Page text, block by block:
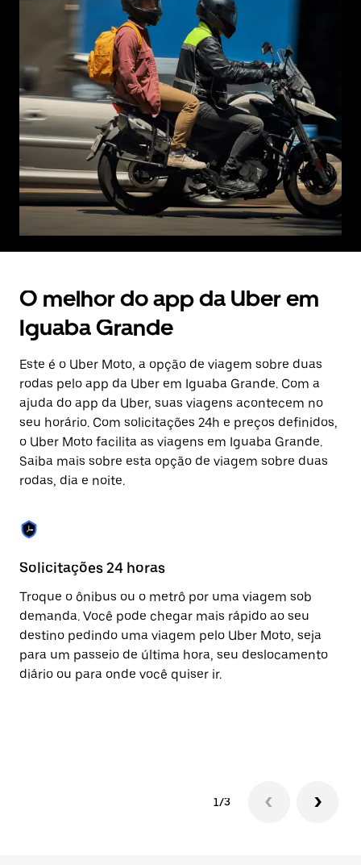
O melhor do app da Uber em
Iguaba Grande
Este é o Uber Moto, a opção de viagem sobre duas
rodas pelo app da Uber em Iguaba Grande. Com a
ajuda do app da Uber, suas viagens acontecem no
seu horário. Com solicitações 24h e preços definidos,
o Uber Moto facilita as viagens em Iguaba Grande.
Saiba mais sobre esta opção de viagem sobre duas
rodas, dia e noite.
Solicitações 24 horas
Troque o ônibus ou o metrô por uma viagem sob
demanda. Você pode chegar mais rápido ao seu
destino pedindo uma viagem pelo Uber Moto, seja
para um passeio de última hora, seu deslocamento
diário ou para onde você quiser ir.
1/3